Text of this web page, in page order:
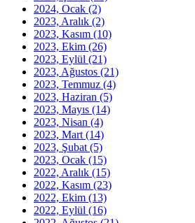
2024, Ocak (2)
2023, Aralık (2)
2023, Kasım (10)
2023, Ekim (26)
2023, Eylül (21)
2023, Ağustos (21)
2023, Temmuz (4)
2023, Haziran (5)
2023, Mayıs (14)
2023, Nisan (4)
2023, Mart (14)
2023, Şubat (5)
2023, Ocak (15)
2022, Aralık (15)
2022, Kasım (23)
2022, Ekim (13)
2022, Eylül (16)